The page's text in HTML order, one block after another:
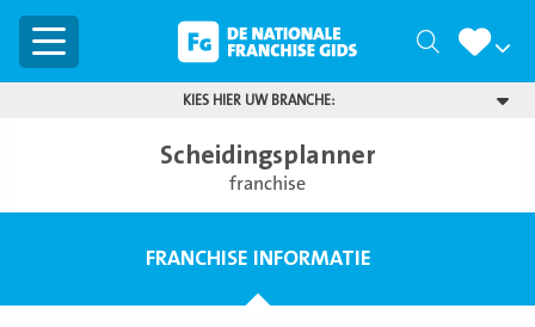
Menu Zoeken
KIES HIER UW BRANCHE:
Scheidingsplanner
franchise
FRANCHISE INFORMATIE